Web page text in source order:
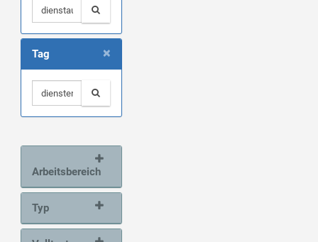
×
Tag
Arbeitsbereich
Typ